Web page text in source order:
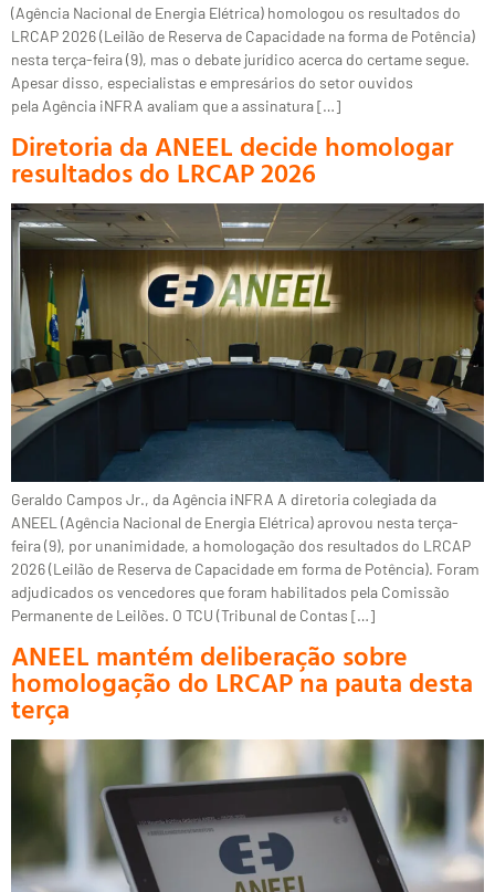
(Agência Nacional de Energia Elétrica) homologou os resultados do
LRCAP 2026 (Leilão de Reserva de Capacidade na forma de Potência)
nesta terça-feira (9), mas o debate jurídico acerca do certame segue.
Apesar disso, especialistas e empresários do setor ouvidos
pela Agência iNFRA avaliam que a assinatura […]
Diretoria da ANEEL decide homologar
resultados do LRCAP 2026
Geraldo Campos Jr., da Agência iNFRA A diretoria colegiada da
ANEEL (Agência Nacional de Energia Elétrica) aprovou nesta terça-
feira (9), por unanimidade, a homologação dos resultados do LRCAP
2026 (Leilão de Reserva de Capacidade em forma de Potência). Foram
adjudicados os vencedores que foram habilitados pela Comissão
Permanente de Leilões. O TCU (Tribunal de Contas […]
ANEEL mantém deliberação sobre
homologação do LRCAP na pauta desta
terça